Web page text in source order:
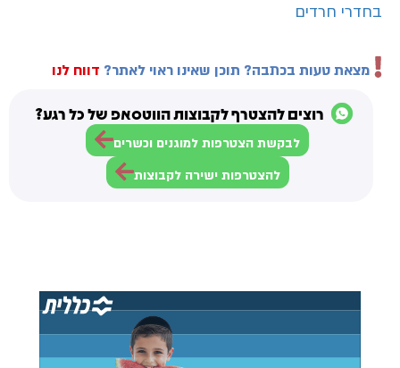
בחדרי חרדים
מצאת טעות בכתבה? תוכן שאינו ראוי לאתר? דווח לנו
רוצים להצטרף לקבוצות הווטסאפ של כל רגע?
לבקשת הצטרפות למוגנים וכשרים
להצטרפות ישירה לקבוצות